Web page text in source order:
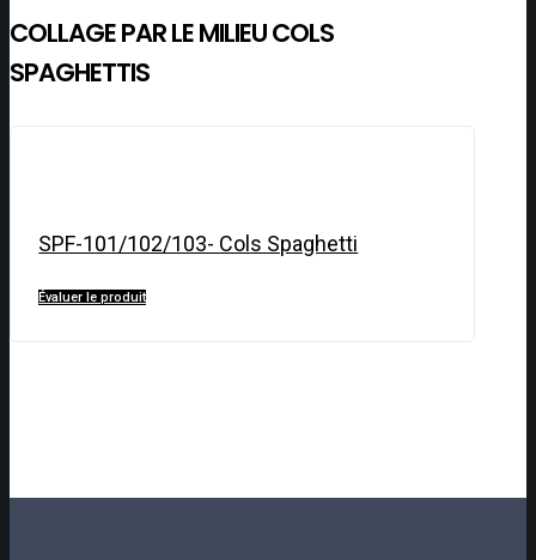
COLLAGE PAR LE MILIEU COLS
SPAGHETTIS
SPF-101/102/103- Cols Spaghetti
Évaluer le produit